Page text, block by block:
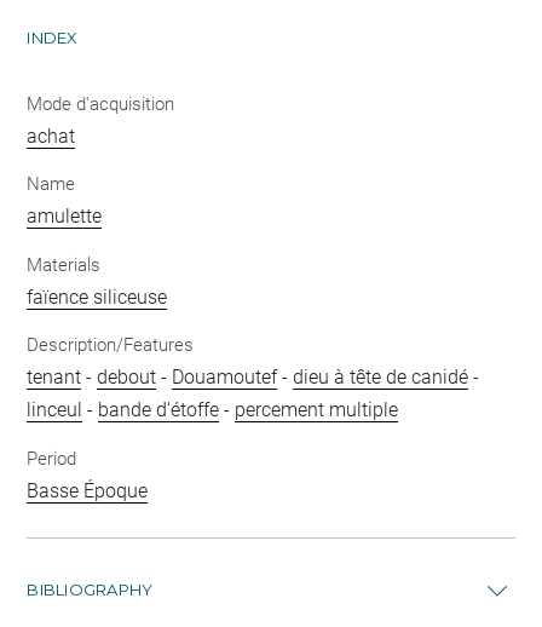
INDEX
Mode d'acquisition
achat
Name
amulette
Materials
faïence siliceuse
Description/Features
tenant -debout - Douamoutef-dieu à tête de canidé -
linceul - bande d'étoffe - percement multiple
Period
Basse Époque
BIBLIOGRAPHY